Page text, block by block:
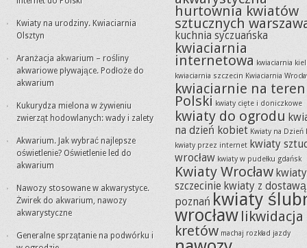
Kwiaty na urodziny. Kwiaciarnia
Olsztyn
Aranżacja akwarium – rośliny
akwariowe pływające. Podłoże do
akwarium
Kukurydza mielona w żywieniu
zwierząt hodowlanych: wady i zalety
Akwarium. Jak wybrać najlepsze
oświetlenie? Oświetlenie led do
akwarium
Nawozy stosowane w akwarystyce.
Żwirek do akwarium, nawozy
akwarystyczne
Generalne sprzątanie na podwórku i
hurtownia kwiatów
sztucznych
kuchnia syczuańska
kwiaciarnia
internetowa kwiaciarnia
kwiaciarnia szczecin Kwiaciarnia
kwiaciarnie na
Polski kwiaty cięte i doniczkowe
kwiaty do ogrodu
na dzień kobiet Kwiaty na Dzień
kwiaty przez internet kwiaty
wrocław kwiaty w pudełku gdańsk
Kwiaty Wrocław
szczecinie kwiaty z dostawą
poznań kwiaty
wrocław likwidacja
kretów machaj rozkład jazdy